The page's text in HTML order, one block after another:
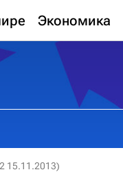
Экономика
15.11.2013)